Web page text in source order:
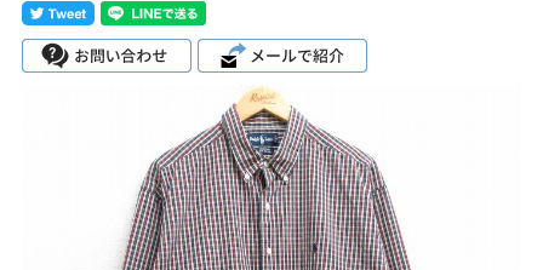
チャンピオン
パタゴニア
アディダス ナイキ
リーバイス ラッセル・アスレ
チック